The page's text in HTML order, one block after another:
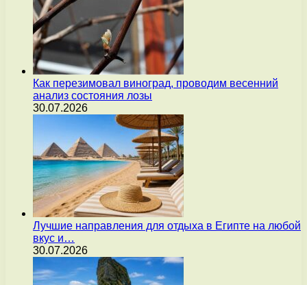
Как перезимовал виноград, проводим весенний
анализ состояния лозы
30.07.2026
Лучшие направления для отдыха в Египте на любой
вкус и…
30.07.2026